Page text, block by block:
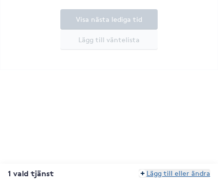
Lägg till väntelista
Visa nästa lediga tid
1 vald tjänst Lägg till eller ändra